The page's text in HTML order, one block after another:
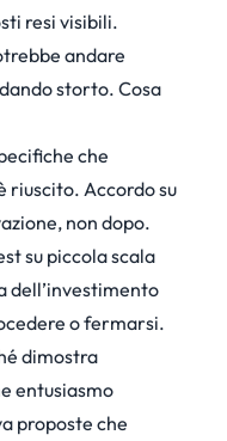
resi visibili.
andare
storto. Cosa
che
riuscito. Accordo su
non dopo.
su piccola scala
dell’investimento
o fermarsi.
dimostra
entusiasmo
proposte che